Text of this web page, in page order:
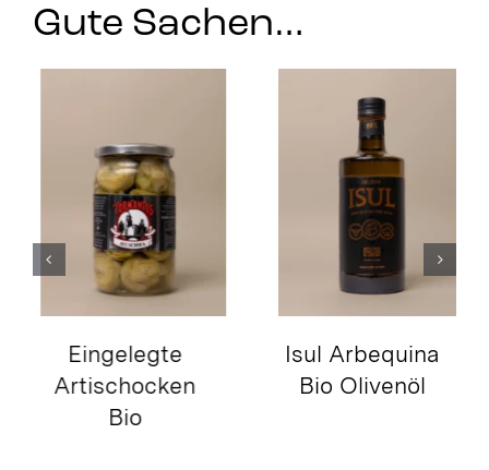
Gute Sachen…
Eingelegte
Artischocken
Bio
Isul Arbequina
Bio Olivenöl